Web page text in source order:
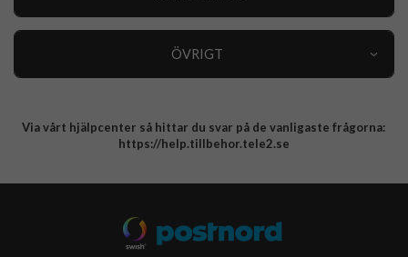
ÖVRIGT
Integritetspolicy
Via vårt hjälpcenter så hittar du svar på de vanligaste frågorna:
https://help.tillbehor.tele2.se